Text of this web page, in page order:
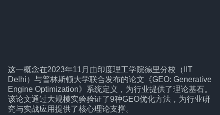
这一概念在2023年11月由印度理工学院德里分校（IIT
Delhi）与普林斯顿大学联合发布的论文《GEO: Generative
Engine Optimization》系统定义，为行业提供了理论基石。
该论文通过大规模实验验证了9种GEO优化方法，为行业研
究与实战应用提供了核心理论支撑。